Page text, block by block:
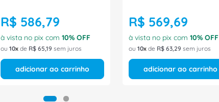
R$ 586,79
à vista no pix com 10% OFF
ou 10 de R$ 65,19 sem juros
adicionar ao carrinho
R$ 569,69
à vista no pix com 10% OFF
ou 10 de R$ 63,29 sem juros
adicionar ao carrinho